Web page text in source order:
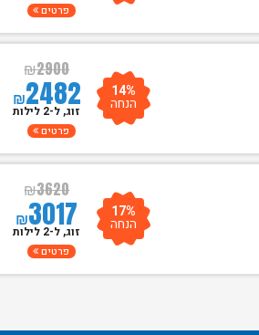
פרטים
₪2900
₪2482 14%
הנחה זוג, ל-2 לילות
פרטים
₪3620
₪3017 17%
הנחה זוג, ל-2 לילות
פרטים